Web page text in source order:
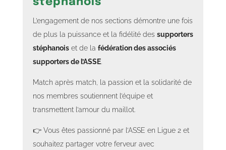
stéphanois
L’engagement de nos sections démontre une fois
de plus la puissance et la fidélité des supporters
stéphanois et de la fédération des associés
supporters de l’ASSE.
Match après match, la passion et la solidarité de
nos membres soutiennent l’équipe et
transmettent l’amour du maillot.
👉 Vous êtes passionné par l’ASSE en Ligue 2 et
souhaitez partager votre ferveur avec